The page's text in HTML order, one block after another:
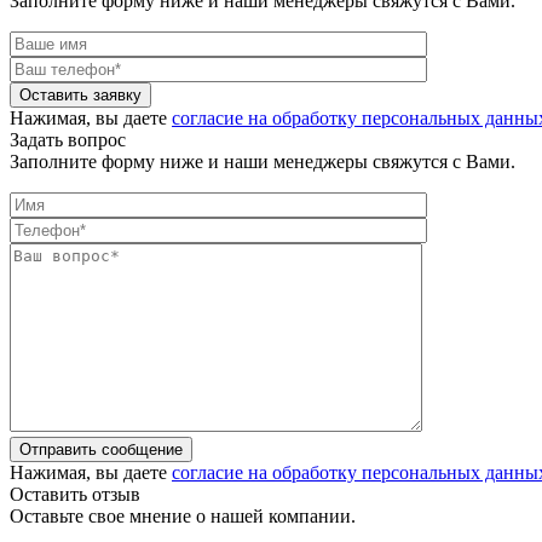
Оставить заявку
Нажимая, вы даете согласие на обработку персональных
Задать вопрос
Заполните форму ниже и наши менеджеры свяжутся с Вами.
Отправить сообщение
Нажимая, вы даете согласие на обработку персональных
Оставить отзыв
Оставьте свое мнение о нашей компании.